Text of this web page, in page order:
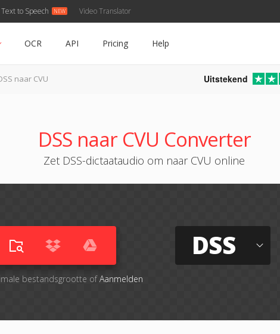
Text to Speech Video Translator
OCR API Pricing Help
naar CVU Uitstekend
DSS naar CVU Converter
Zet DSS-dictaataudio om naar CVU online
bestandsgrootte ofAanmelden
DSS